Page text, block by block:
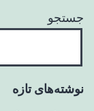
جستجو
نوشته‌های تازه